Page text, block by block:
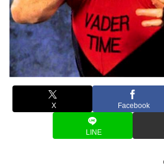
X Facebook
LINE